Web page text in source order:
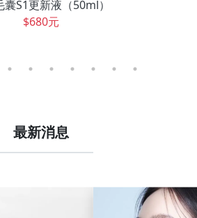
囊S1更新液（50ml）
$680元
最新消息